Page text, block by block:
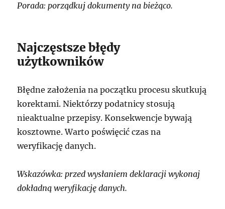
Porada: porządkuj dokumenty na bieżąco.
Najczęstsze błędy
użytkowników
Błędne założenia na początku procesu skutkują
korektami. Niektórzy podatnicy stosują
nieaktualne przepisy. Konsekwencje bywają
kosztowne. Warto poświęcić czas na
weryfikację danych.
Wskazówka: przed wysłaniem deklaracji wykonaj
dokładną weryfikację danych.